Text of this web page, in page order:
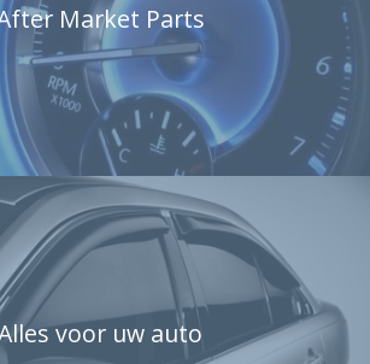
Market Parts
voor uw auto